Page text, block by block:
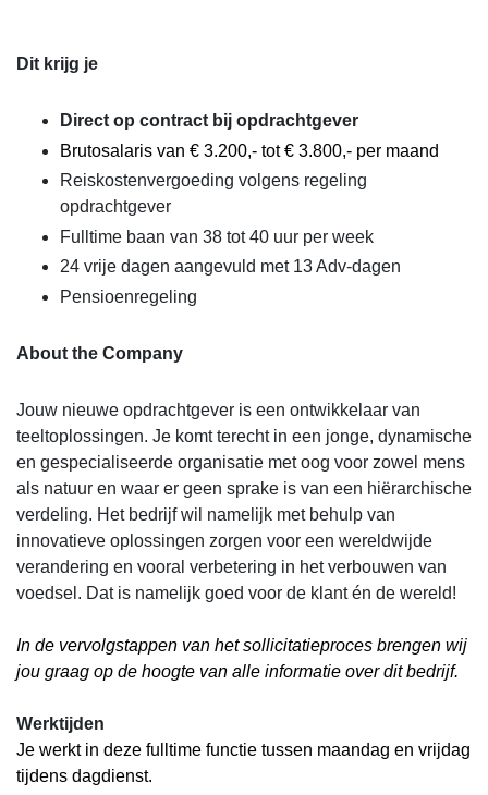
Dit krijg je
Direct op contract bij opdrachtgever
Brutosalaris van € 3.200,- tot € 3.800,- per maand
Reiskostenvergoeding volgens regeling
opdrachtgever
Fulltime baan van 38 tot 40 uur per week
24 vrije dagen aangevuld met 13 Adv-dagen
Pensioenregeling
About the Company
Jouw nieuwe opdrachtgever is een ontwikkelaar van
teeltoplossingen. Je komt terecht in een jonge, dynamische
en gespecialiseerde organisatie met oog voor zowel mens
als natuur en waar er geen sprake is van een hiërarchische
verdeling. Het bedrijf wil namelijk met behulp van
innovatieve oplossingen zorgen voor een wereldwijde
verandering en vooral verbetering in het verbouwen van
voedsel. Dat is namelijk goed voor de klant én de wereld!
In de vervolgstappen van het sollicitatieproces brengen wij
jou graag op de hoogte van alle informatie over dit bedrijf.
Werktijden
Je werkt in deze fulltime functie tussen maandag en vrijdag
tijdens dagdienst.